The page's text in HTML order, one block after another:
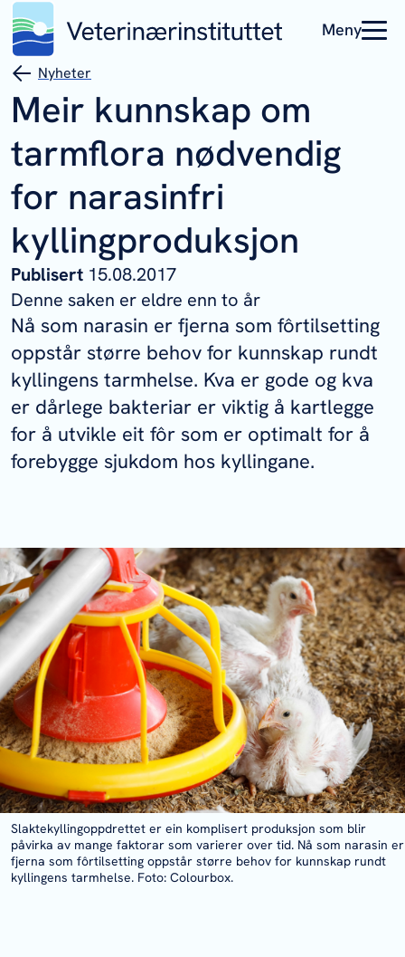
Meny
Nyheter
Meir kunnskap om
tarmflora nødvendig
for narasinfri
kyllingproduksjon
Publisert 15.08.2017
Denne saken er eldre enn to år
Nå som narasin er fjerna som fôrtilsetting
oppstår større behov for kunnskap rundt
kyllingens tarmhelse. Kva er gode og kva
er dårlege bakteriar er viktig å kartlegge
for å utvikle eit fôr som er optimalt for å
forebygge sjukdom hos kyllingane.
Slaktekyllingoppdrettet er ein komplisert produksjon som blir
påvirka av mange faktorar som varierer over tid. Nå som narasin er
fjerna som fôrtilsetting oppstår større behov for kunnskap rundt
kyllingens tarmhelse. Foto: Colourbox.